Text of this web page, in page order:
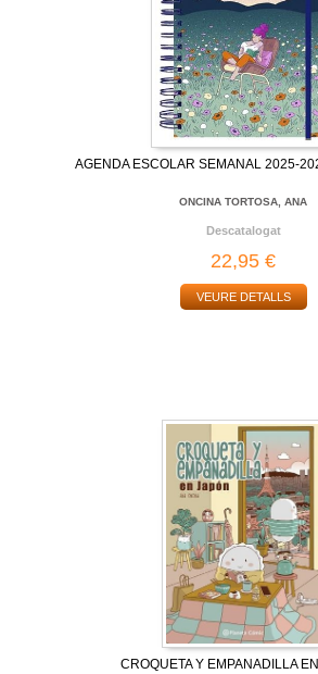
AGENDA ESCOLAR SEMANAL 2025-
ONCINA TORTOSA, ANA
Descatalogat
22,95 €
VEURE DETALLS
CROQUETA Y EMPANADILLA